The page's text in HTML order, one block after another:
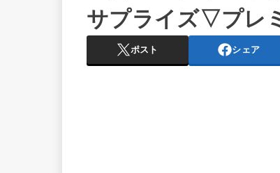
サプライズ▽プレ
ポスト シェア